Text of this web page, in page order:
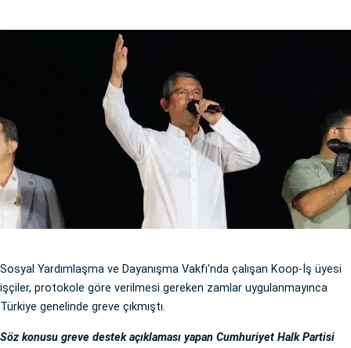
Sosyal Yardımlaşma ve Dayanışma Vakfı'nda çalışan Koop-İş üyesi
işçiler, protokole göre verilmesi gereken zamlar uygulanmayınca
Türkiye genelinde greve çıkmıştı.
Söz konusu greve destek açıklaması yapan Cumhuriyet Halk Partisi